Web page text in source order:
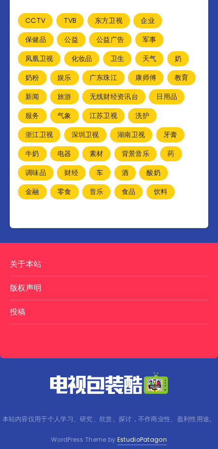
CCTV TVB 东方卫视
企业
保健品
公益 公益广告
军事
凤凰卫视
化妆品 卫生 天气
奶
奶粉
娱乐 广东珠江 康师傅
教育
新闻
旅游 无线财经资讯台
日用品
服务
气象 江苏卫视
洗护
浙江卫视
深圳卫视 湖南卫视
牙膏
牛奶
电器 素材 背景音乐
药
调味品
财经 车 酒
酸奶
金融
零食 音乐 食品 饮料
关于本站
版权声明
投稿
本站内容仅用于个人学习、研究、欣赏、探讨，不作商业性、盈利性用途。
WordPress Theme by EstudioPatagon